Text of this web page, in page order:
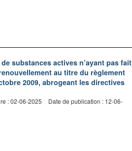
substances actives n’ayant pas fait
au titre du règlement
2009, abrogeant les directives
: 02-06-2025
Date de publication : 12-06-